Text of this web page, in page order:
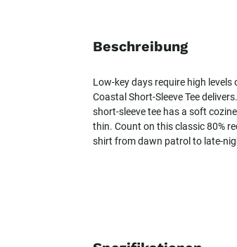
Beschreibung
Low-key days require high
Coastal Short-Sleeve Tee
short-sleeve tee has a soft
thin. Count on this classic 80%
shirt from dawn patrol to late-